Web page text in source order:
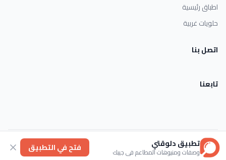
اطباق رئيسية
حلويات غربية
اتصل بنا
تابعنا
خصوصية عنا
© 2026 Dlwaqty. جميع الحقوق محفوظة.
تطبيق دلوقتي
وصفات ومنيوهات المطاعم في جيبك فتح في التطبيق